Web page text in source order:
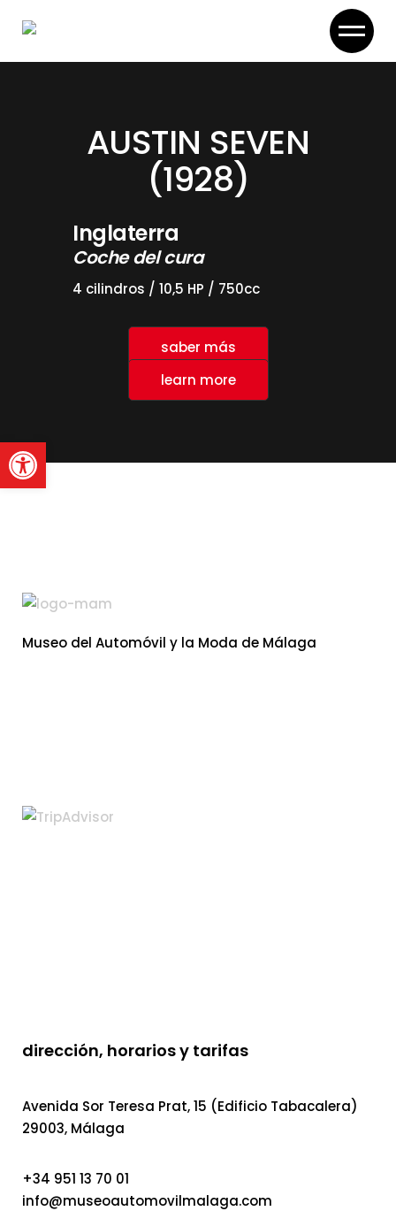
AUSTIN SEVEN
(1928)
Inglaterra
Coche del cura
4 cilindros / 10,5 HP / 750cc
saber más
learn more
Museo del Automóvil y la Moda de Málaga
dirección, horarios y tarifas
Avenida Sor Teresa Prat, 15 (Edificio Tabacalera)
29003, Málaga
+34 951 13 70 01
info@museoautomovilmalaga.com
Abrir barra de